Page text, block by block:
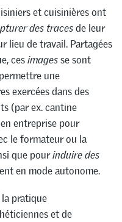
et cuisinières ont
des tracesde leur
lieu de travail. Partagées
cesimagesse sont
une
exercées dans des
(par ex. cantine
entreprise pour
le formateur ou la
que pourinduire des
en mode autonome.
pratique
et de